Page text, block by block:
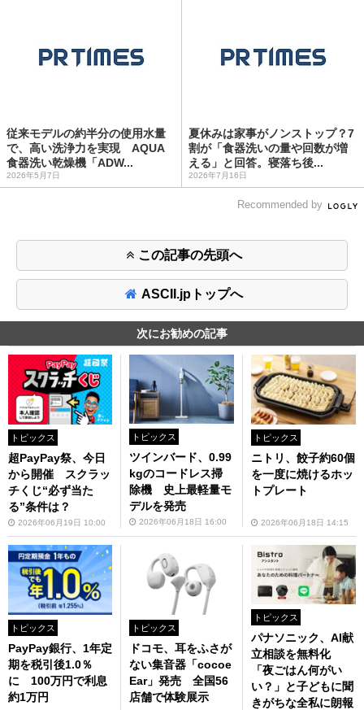
従来モデルの約半分の使用水量
で、高い洗浄力を実現 AQUA
食器洗い乾燥機「ADW...
2026年5月7日
夏休みは家事がノンストップ？7
割が「食器洗いの量や回数が増
える」と回答。寝落ち後...
2026年7月16日
Recommended by
この記事の先頭へ
ASCII.jpトップへ
次にお勧めの記事
トピックス
超PayPay祭、今日
から開催 スクラッ
チくじ“必ず当た
る”条件は？
2026年06月19日 10:00
トピックス
ツインバード、0.99
kgのコードレス掃
除機 史上最軽量モ
デルを発売
2026年06月18日 16:00
トピックス
ニトリ、餃子約60個
を一度に焼けるホッ
トプレート
2026年06月18日 14:15
トピックス
PayPay銀行、1年定
期を税引後1.0％
に 100万円で利息
約1万円
トピックス
ドコモ、耳をふさが
ない集音器「cocoe
Ear」発売 全国56
店舗で体験展示
トピックス
パナソニック、AI献
立相談を無料化
「夜ごはん何がい
い？」と子どもに聞
きがちな全私に朗報